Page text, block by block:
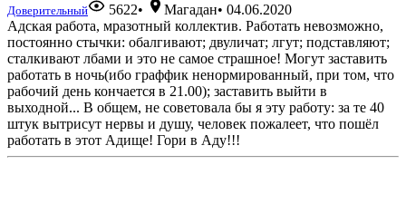
Доверительный 5622• Магадан•04.06.2020
Адская работа, мразотный коллектив. Работать невозможно,
постоянно стычки: обалгивают; двуличат; лгут; подставляют;
сталкивают лбами и это не самое страшное! Могут заставить
работать в ночь(ибо граффик ненормированный, при том, что
рабочий день кончается в 21.00); заставить выйти в
выходной... В общем, не советовала бы я эту работу: за те 40
штук вытрисут нервы и душу, человек пожалеет, что пошёл
работать в этот Адище! Гори в Аду!!!